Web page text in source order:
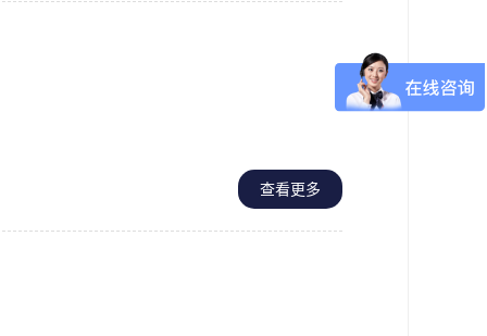
查看更多